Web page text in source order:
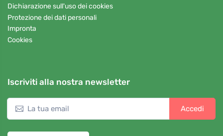
Dichiarazione sull'uso dei cookies
Protezione dei dati personali
Impronta
Cookies
Iscriviti alla nostra newsletter
Accedi